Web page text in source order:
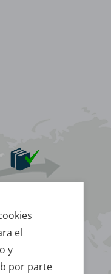
el
y
por parte
Herramientas
de gestión